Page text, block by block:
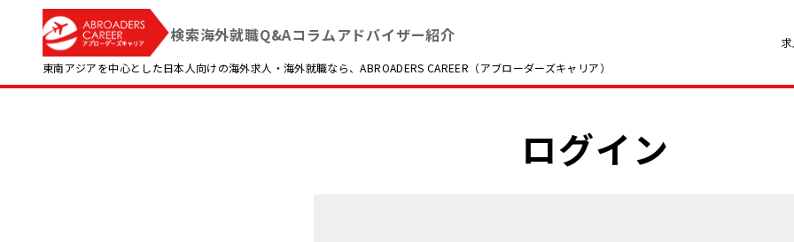
検索海外就職Q&Aコラムアドバイザー紹介
東南アジアを中心とした日本人向けの海外求人・海外就職なら、ABROADERS CAREER（アブローダーズキャリア）
ログイン